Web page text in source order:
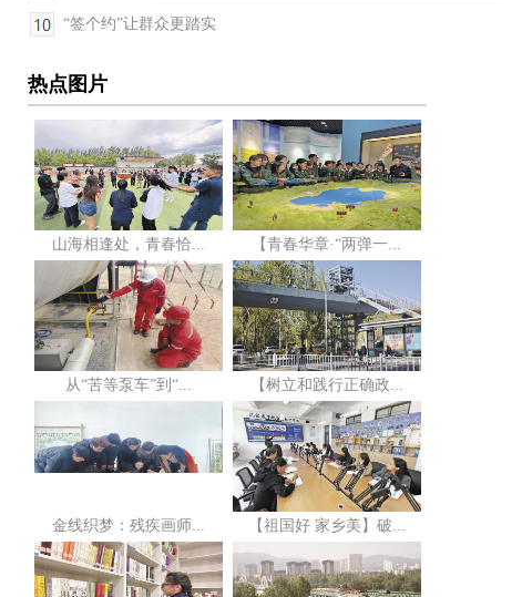
“签个约”让群众更踏实
热点图片
山海相逢处，青春恰... 【青春华章·“两弹一...
从“苦等泵车”到“... 【树立和践行正确政...
金线织梦：残疾画师... 【祖国好 家乡美】破...